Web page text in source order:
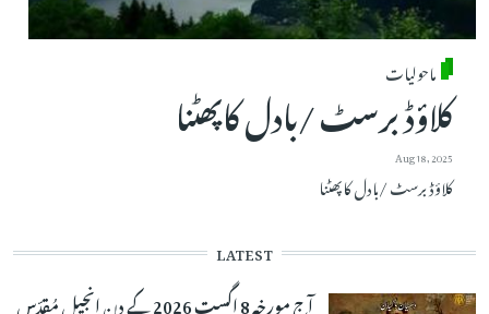
ماحولیات
کلاؤڈ برسٹ /بادل کاپھٹنا
Aug 18, 2025
کلاؤڈ برسٹ /بادل کاپھٹنا
LATEST
آج مورخہ 8 اگست 2026 کے دِن اِنجیلِ مُقدّس